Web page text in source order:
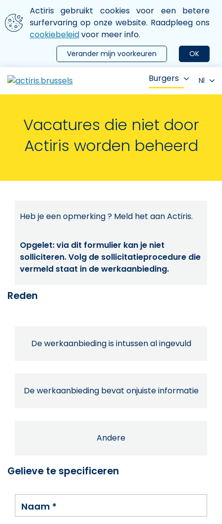
Aller au contenu principal
We gebruiken cookies
Actiris gebruikt cookies voor een betere
surfervaring op onze website. Raadpleeg ons
cookiebeleidvoor meer info.
OK
Verander mijn voorkeuren
le menu
Burgers Nl
Vacatures die niet door
Actiris worden beheerd
Heb je een opmerking ? Meld het aan Actiris.
Opgelet: via dit formulier kan je niet
solliciteren. Volg de sollicitatieprocedure die
vermeld staat in de werkaanbieding.
Reden
De werkaanbieding is intussen al ingevuld
De werkaanbieding bevat onjuiste informatie
Andere
Gelieve te specificeren
Naam *